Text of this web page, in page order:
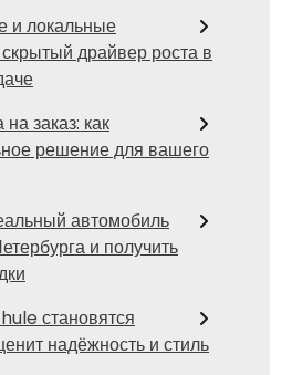
и локальные
драйвер роста в
заказ: как
решение для вашего
автомобиль
и получить
становятся
надёжность и стиль